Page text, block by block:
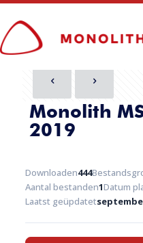
Monolith
2019
Downloaden444
Aantal bestanden1Datum
Laatst geüpdatet